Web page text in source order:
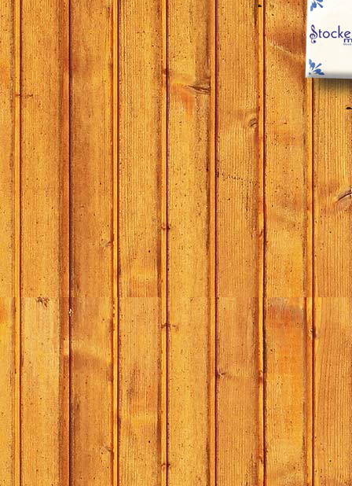
14.45:
Pauze
15.30:de
De
15.35:de
15.50:de
16.05:
Pauze
17.00:
17.15: A3
17.30:de
17.45: